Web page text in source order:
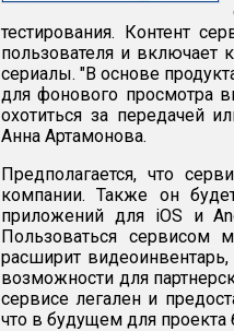
тестирования. Контент
пользователя и включает
сериалы. "В основе
для фонового просмотра
охотиться за передачей
Анна Артамонова.
Предполагается, что
компании. Также он
приложений для iOS и
Пользоваться
расширит
возможности для
сервисе легален и
что в будущем для проекта